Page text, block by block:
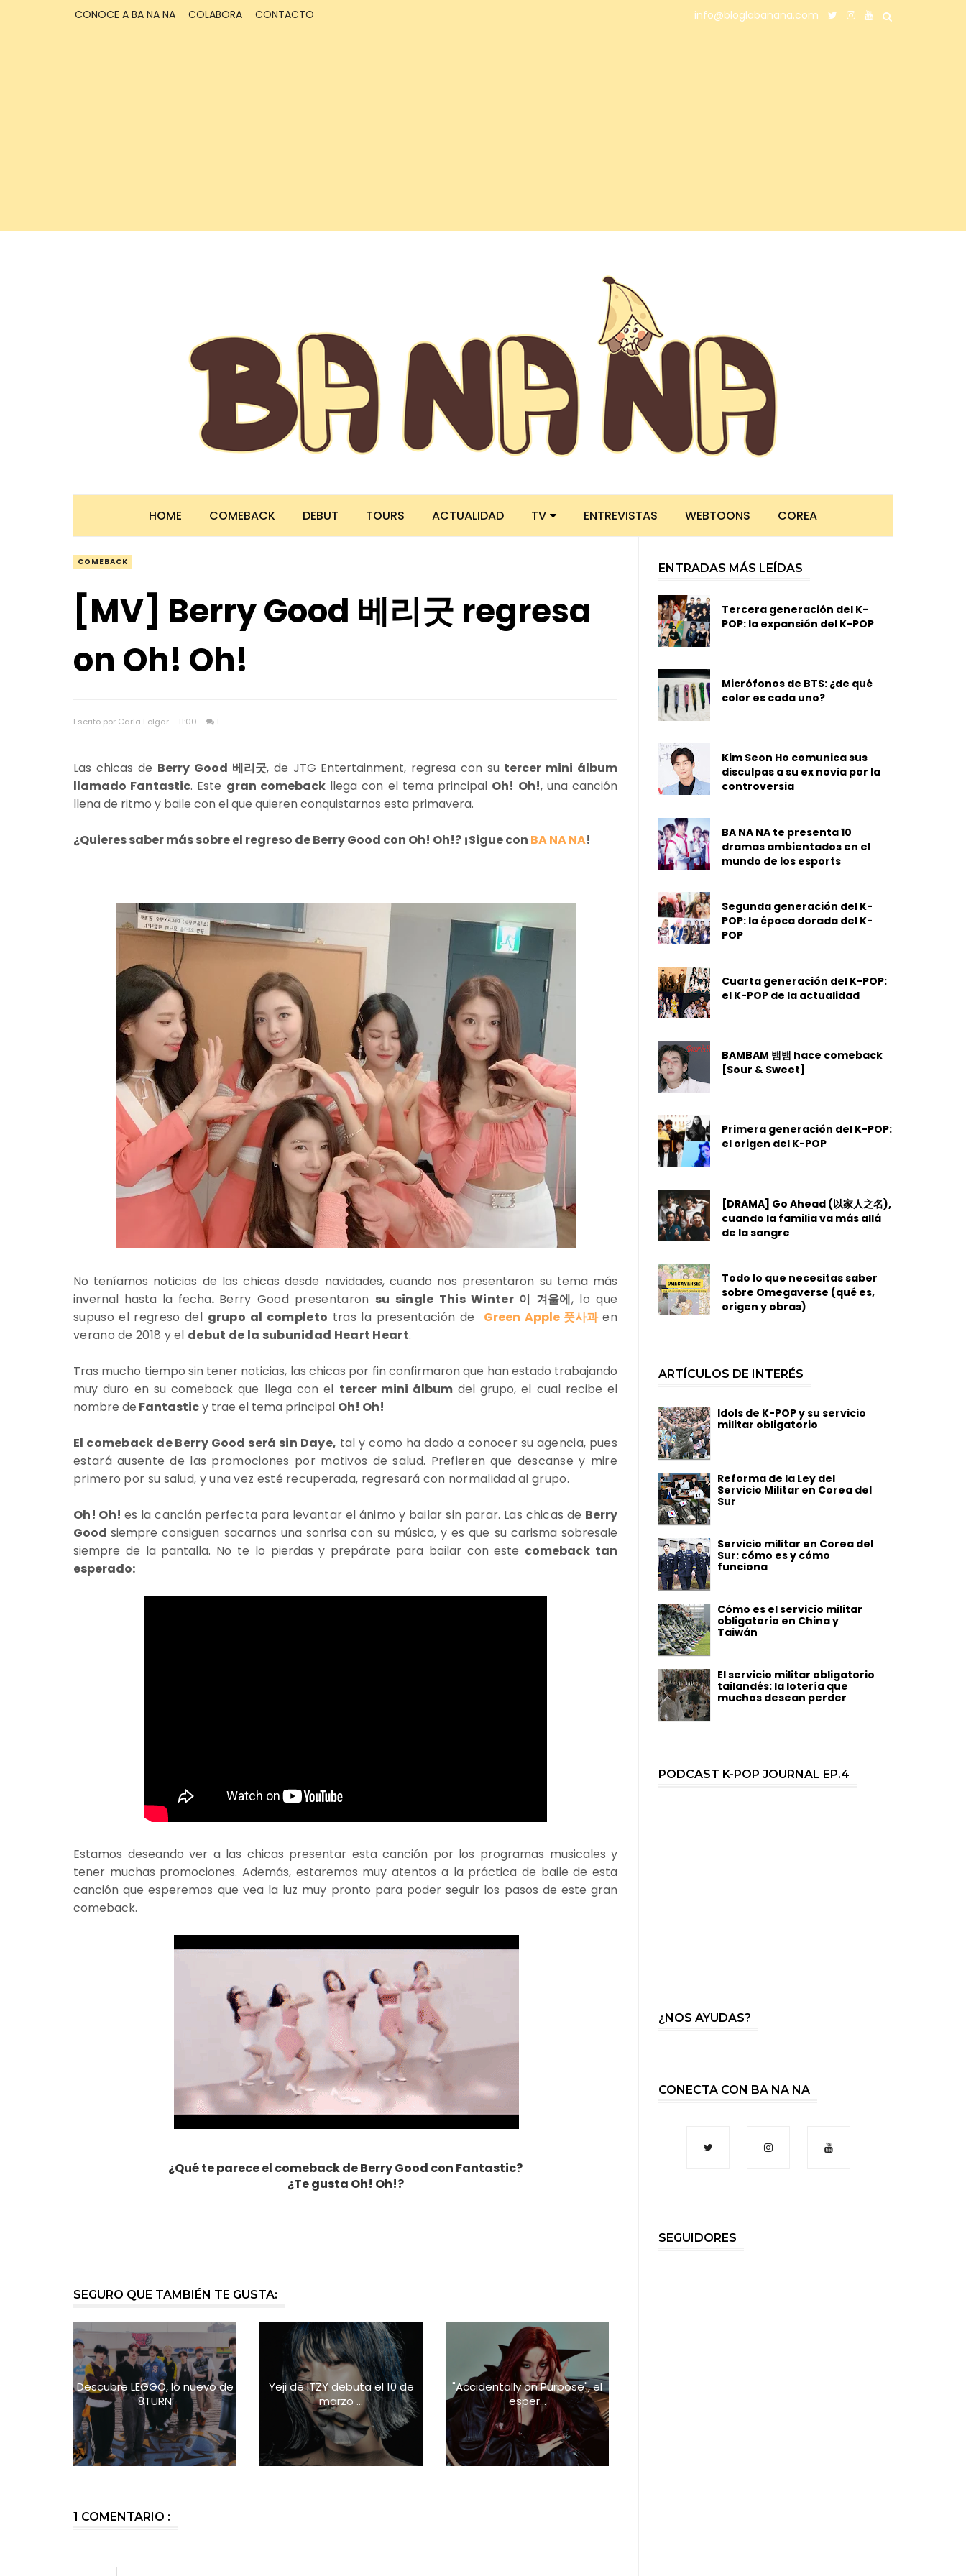
CONOCE A BA NA NA COLABORA CONTACTO info@bloglabanana.com
HOME COMEBACK DEBUT TOURS ACTUALIDAD TV ENTREVISTAS WEBTOONS COREA
COMEBACK
[MV] Berry Good 베리굿 regresa
on Oh! Oh!
Escrito por Carla Folgar 11:00 1
Las chicas de Berry Good 베리굿, de JTG Entertainment, regresa con su tercer mini álbum
llamado Fantastic. Este gran comebackllega con el tema principal Oh! Oh!, una canción
llena de ritmo y baile con el que quieren conquistarnos esta primavera.
¿Quieres saber más sobre el regreso de Berry Good con Oh! Oh!? ¡Sigue con BA NA NA!
No teníamos noticias de las chicas desde navidades, cuando nos presentaron su tema más
invernal hasta la fecha. Berry Good presentaron su single This Winter 이 겨울에, lo que
supuso el regreso del grupo al completo tras la presentación de Green Apple 풋사과 en
verano de 2018 y el debut de la subunidad Heart Heart.
Tras mucho tiempo sin tener noticias, las chicas por fin confirmaron que han estado trabajando
muy duro en su comeback que llega con el tercer mini álbum del grupo, el cual recibe el
nombre de Fantasticy trae el tema principal Oh! Oh!
El comeback de Berry Good será sin Daye, tal y como ha dado a conocer su agencia, pues
estará ausente de las promociones por motivos de salud. Prefieren que descanse y mire
primero por su salud, y una vez esté recuperada, regresará con normalidad al grupo.
Oh! Oh! es la canción perfecta para levantar el ánimo y bailar sin parar. Las chicas de Berry
Goodsiempre consiguen sacarnos una sonrisa con su música, y es que su carisma sobresale
siempre de la pantalla. No te lo pierdas y prepárate para bailar con este comeback tan
esperado:
Estamos deseando ver a las chicas presentar esta canción por los programas musicales y
tener muchas promociones. Además, estaremos muy atentos a la práctica de baile de esta
canción que esperemos que vea la luz muy pronto para poder seguir los pasos de este gran
comeback.
¿Qué te parece el comeback de Berry Good con Fantastic?
¿Te gusta Oh! Oh!?
SEGURO QUE TAMBIÉN TE GUSTA:
Descubre LEGGO, lo nuevo de
8TURN
Yeji de ITZY debuta el 10 de
marzo ...
"Accidentally on Purpose", el
esper...
1 COMENTARIO :
ENTRADAS MÁS LEÍDAS
Tercera generación del K-
POP: la expansión del K-POP
Micrófonos de BTS: ¿de qué
color es cada uno?
Kim Seon Ho comunica sus
disculpas a su ex novia por la
controversia
BA NA NA te presenta 10
dramas ambientados en el
mundo de los esports
Segunda generación del K-
POP: la época dorada del K-
POP
Cuarta generación del K-POP:
el K-POP de la actualidad
BAMBAM 뱀뱀 hace comeback
[Sour & Sweet]
Primera generación del K-POP:
el origen del K-POP
[DRAMA] Go Ahead (以家人之名),
cuando la familia va más allá
de la sangre
Todo lo que necesitas saber
sobre Omegaverse (qué es,
origen y obras)
ARTÍCULOS DE INTERÉS
Idols de K-POP y su servicio
militar obligatorio
Reforma de la Ley del
Servicio Militar en Corea del
Sur
Servicio militar en Corea del
Sur: cómo es y cómo
funciona
Cómo es el servicio militar
obligatorio en China y
Taiwán
El servicio militar obligatorio
tailandés: la lotería que
muchos desean perder
PODCAST K-POP JOURNAL EP.4
¿NOS AYUDAS?
CONECTA CON BA NA NA
SEGUIDORES